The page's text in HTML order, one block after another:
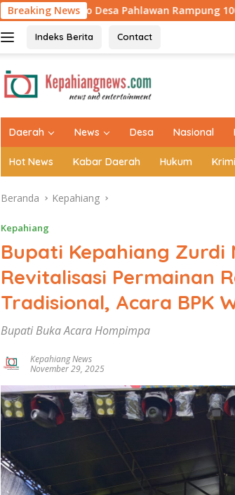
Breaking News
Rampung 100 Persen, Asa Baru 540
Indeks Berita Contact
Daerah News Desa Nasional
Hot News Kabar Daerah Hukum
Beranda Kepahiang
Kepahiang
Bupati Kepahiang Zurdi
Revitalisasi Permainan
Tradisional, Acara BPK
Bupati Buka Acara Hompimpa
Kepahiang News
November 29, 2025